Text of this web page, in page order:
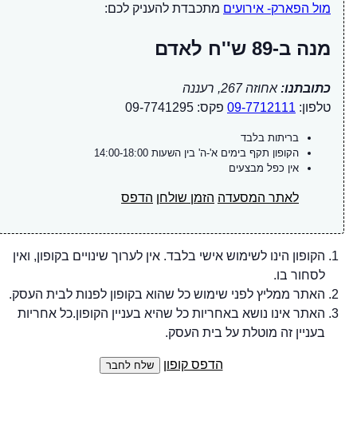
מול הפארק- אירועים מתכבדת להעניק לכם:
מנה ב-89 ש''ח לאדם
כתובתנו:אחוזה 267, רעננה
טלפון: 09-7712111 פקס: 09-7741295
בריתות בלבד
הקופון תקף בימים א'-ה' בין השעות 14:00-18:00
אין כפל מבצעים
לאתר המסעדה הזמן שולחן הדפס
הקופון הינו לשימוש אישי בלבד. אין לערוך שינויים בקופון, ואין
לסחור בו.
האתר ממליץ לפני שימוש כל שהוא בקופון לפנות לבית העסק.
האתר אינו נושא באחריות כל שהיא בעניין הקופון.כל אחריות
בעניין זה מוטלת על בית העסק.
הדפס קופון